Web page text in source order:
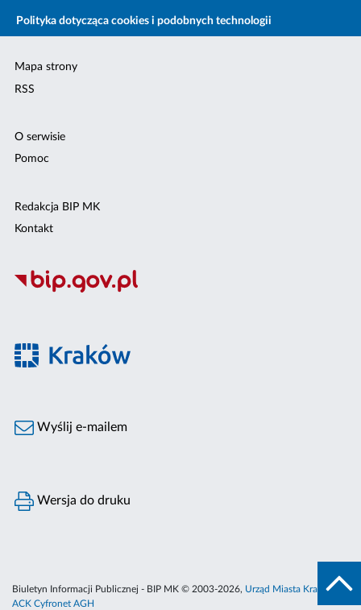
Polityka dotycząca cookies i podobnych technologii
Mapa strony
RSS
O serwisie
Pomoc
Redakcja BIP MK
Kontakt
Wyślij e-mailem
Wersja do druku
Biuletyn Informacji Publicznej - BIP MK © 2003-2026, Urząd Miasta Krakowa
ACK Cyfronet AGH